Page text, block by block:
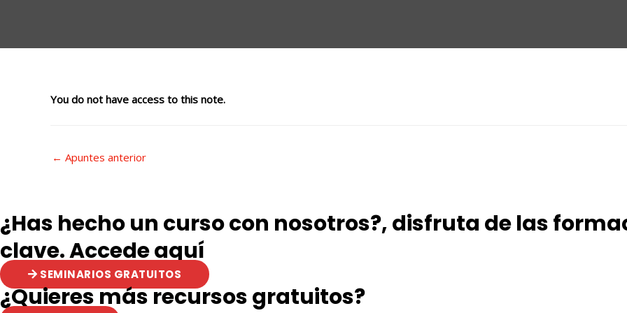
You do not have access to this note.
Navegación
entradas
← Apuntes anterior
¿Has hecho un curso con nosotros?, disfruta de las
clave. Accede aquí
SEMINARIOS GRATUITOS
¿Quieres más recursos gratuitos?